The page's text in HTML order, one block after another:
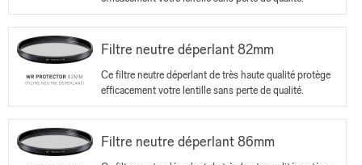
Filtre neutre déperlant 82mm
Ce filtre neutre déperlant de très haute qualité protège
efficacement votre lentille sans perte de qualité.
Filtre neutre déperlant 86mm